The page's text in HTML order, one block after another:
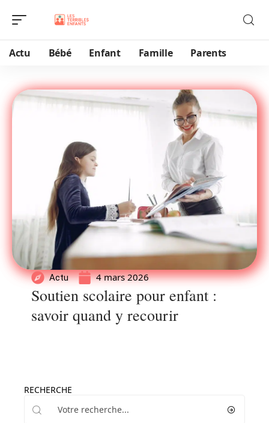
Actu Bébé Enfant Famille Parents
Actu 4 mars 2026
Soutien scolaire pour enfant :
savoir quand y recourir
RECHERCHE